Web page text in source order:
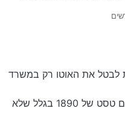
על נסיעה ברכב עם רישיון
את הרכב רוצה לעשות העברת
עבירה עם הרכב או עם המספר
של גניבת הלוחית
ידי
לבטל את האוטו רק במשרד
כך שקיבלתי לפני חודש בערך לשלם טסט של 1890 בגלל שלא